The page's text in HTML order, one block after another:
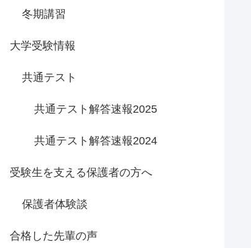
冬期講習
大学受験情報
共通テスト
共通テスト解答速報2025
共通テスト解答速報2024
受験生を支える保護者の方へ
保護者体験談
合格した先輩の声